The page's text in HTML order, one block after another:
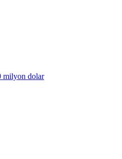
milyon dolar